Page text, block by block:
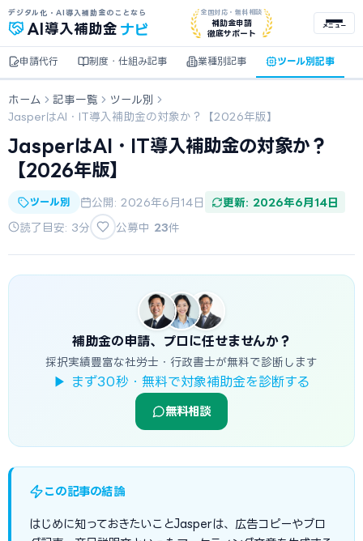
デジタル化・AI導入補助金のことなら
AI 導入補助金 ナビ
全国対応・無料相談
補助金申請
徹底サポート
メニュー
申請代行 制度・仕組み記事 業種別記事 ツール別記事
ホーム 記事一覧
ツール別
JasperはAI・IT導入補助金の対象か？【2026年版】
JasperはAI・IT導入補助金の対象か？
【2026年版】
ツール別 公開: 2026年6月14日 更新: 2026年6月14日
読了目安: 3分 公募中 23件
補助金の申請、プロに任せませんか？
採択実績豊富な社労士・行政書士が無料で診断します
▶ まず30秒・無料で対象補助金を診断する
無料相談
この記事の結論
はじめに知っておきたいことJasperは、広告コピーやブロ